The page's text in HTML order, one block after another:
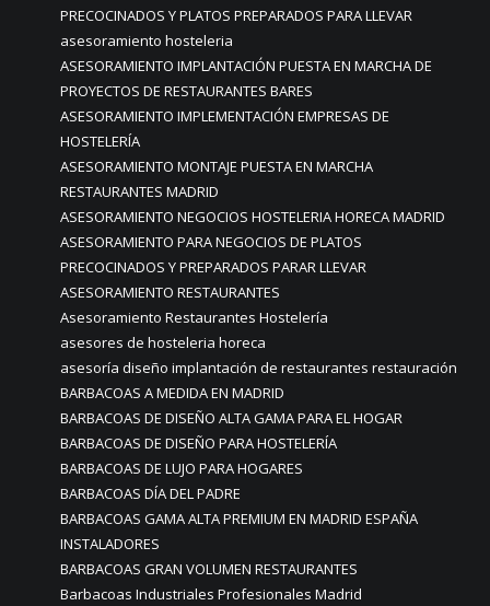
PRECOCINADOS Y PLATOS PREPARADOS PARA LLEVAR
asesoramiento hosteleria
ASESORAMIENTO IMPLANTACIÓN PUESTA EN MARCHA DE
PROYECTOS DE RESTAURANTES BARES
ASESORAMIENTO IMPLEMENTACIÓN EMPRESAS DE
HOSTELERÍA
ASESORAMIENTO MONTAJE PUESTA EN MARCHA
RESTAURANTES MADRID
ASESORAMIENTO NEGOCIOS HOSTELERIA HORECA MADRID
ASESORAMIENTO PARA NEGOCIOS DE PLATOS
PRECOCINADOS Y PREPARADOS PARAR LLEVAR
ASESORAMIENTO RESTAURANTES
Asesoramiento Restaurantes Hostelería
asesores de hosteleria horeca
asesoría diseño implantación de restaurantes restauración
BARBACOAS A MEDIDA EN MADRID
BARBACOAS DE DISEÑO ALTA GAMA PARA EL HOGAR
BARBACOAS DE DISEÑO PARA HOSTELERÍA
BARBACOAS DE LUJO PARA HOGARES
BARBACOAS DÍA DEL PADRE
BARBACOAS GAMA ALTA PREMIUM EN MADRID ESPAÑA
INSTALADORES
BARBACOAS GRAN VOLUMEN RESTAURANTES
Barbacoas Industriales Profesionales Madrid